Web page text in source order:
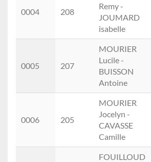
0004 208
Remy -
JOUMARD
isabelle
0005 207
MOURIER
Lucile -
BUISSON
Antoine
0006 205
MOURIER
Jocelyn -
CAVASSE
Camille
FOUILLOUD